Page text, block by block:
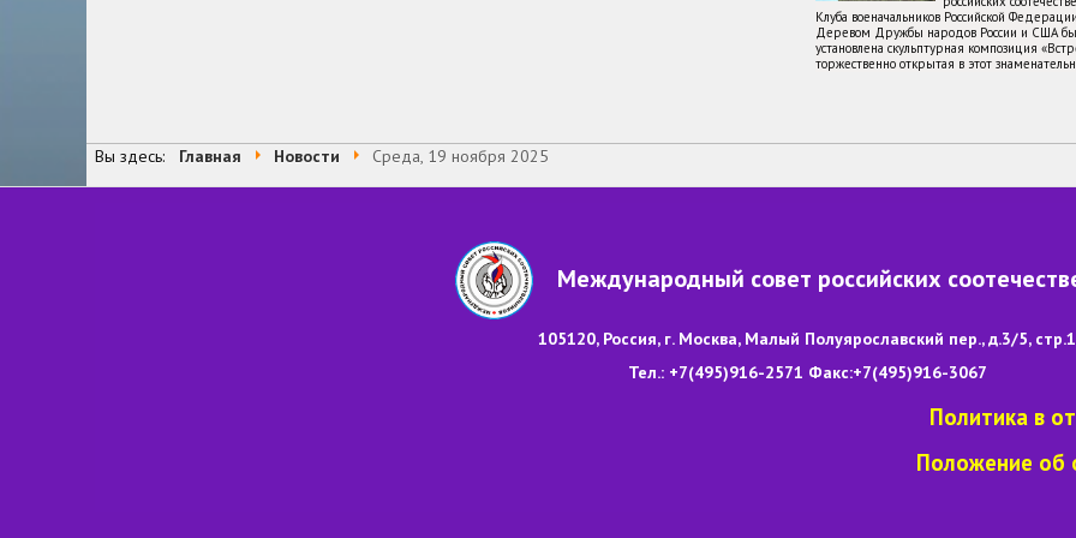
Клуба военачальников Российской
Деревом Дружбы народов России и США
установлена скульптурная композиция
торжественно открытая в этот
Вы здесь: Главная Новости Среда, 19 ноября 2025
Международный совет российских
105120, Россия, г. Москва, Малый Полуярославский пер., д.3/5, стр.1
Тел.: +7(495)916-2571 Факс:+7(495)916-3067
Политика в
Положение об